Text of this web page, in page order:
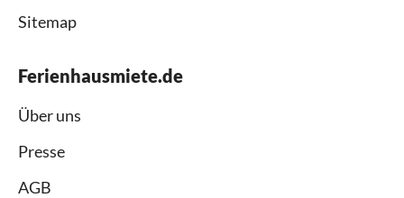
Sitemap
Ferienhausmiete.de
Über uns
Presse
AGB